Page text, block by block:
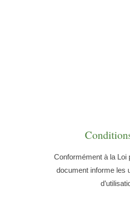
Conformément à la Loi
document informe les